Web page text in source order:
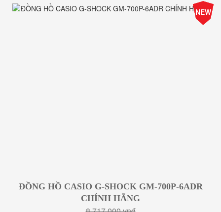
-25%
Giá
NEW
ĐỒNG HỒ CASIO G-SHOCK GM-700P-6ADR
CHÍNH HÃNG